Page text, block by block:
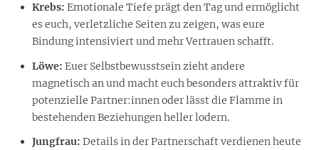
Krebs: Emotionale Tiefe prägt den Tag und ermöglicht
es euch, verletzliche Seiten zu zeigen, was eure
Bindung intensiviert und mehr Vertrauen schafft.
Löwe: Euer Selbstbewusstsein zieht andere
magnetisch an und macht euch besonders attraktiv für
potenzielle Partner:innen oder lässt die Flamme in
bestehenden Beziehungen heller lodern.
Jungfrau: Details in der Partnerschaft verdienen heute